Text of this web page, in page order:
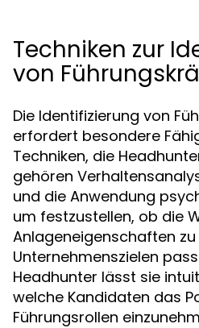
Techniken zur
von
Die Identifizierung von
erfordert besondere
Techniken, die
gehören
und die Anwendung
um festzustellen, ob die
Anlageneigenschaften zu
Unternehmenszielen
Headhunter lässt sie
welche Kandidaten das
Führungsrollen